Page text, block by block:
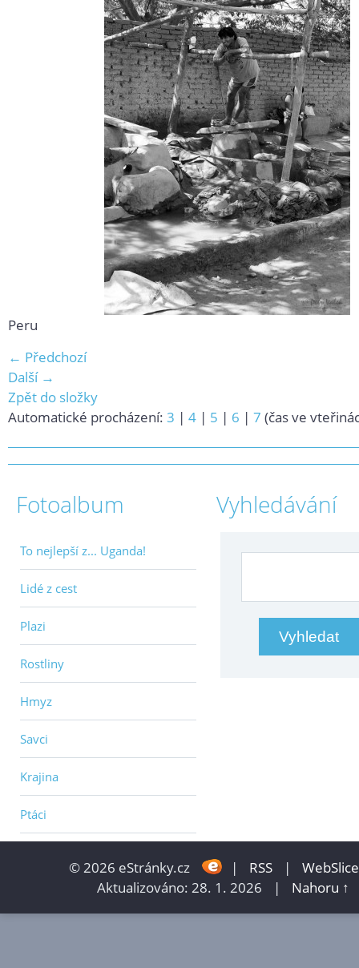
Peru
← Předchozí
Další →
Zpět do složky
Automatické procházení: 3 | 4 | 5 | 6 | 7 (čas ve
Fotoalbum
To nejlepší z... Uganda!
Lidé z cest
Plazi
Rostliny
Hmyz
Savci
Krajina
Ptáci
Vyhledávání
© 2026 eStránky.cz | RSS |
WebSlice
Aktualizováno: 28. 1. 2026
| Nahoru ↑